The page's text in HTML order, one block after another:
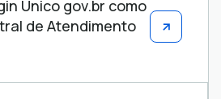
de Atendimento